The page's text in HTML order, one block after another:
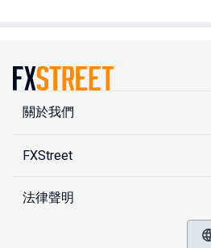
關於我們
FXStreet
法律聲明